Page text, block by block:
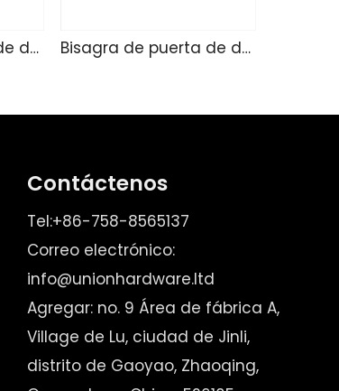
Bisagra de puerta de ducha de vidrio A4303 Bisagra de puerta de ducha de vidrio 4905
Contáctenos
Tel:+86-758-8565137
Correo electrónico:
info@unionhardware.ltd
Agregar: no. 9 Área de fábrica A,
Village de Lu, ciudad de Jinli,
distrito de Gaoyao, Zhaoqing,